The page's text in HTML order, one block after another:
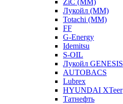
ZiC (ММ)
Лукойл (ММ)
Totachi (MM)
FF
G-Energy
Idemitsu
S-OIL
Лукойл GENESIS
AUTOBACS
Lubrex
HYUNDAI XTeer
Татнефть